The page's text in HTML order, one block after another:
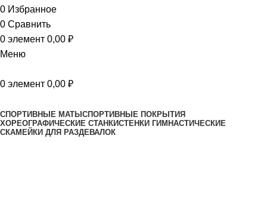
0 Избранное
0 Сравнить
0 элемент 0,00 ₽
Меню
0 элемент 0,00 ₽
СПОРТИВНЫЕ МАТЫ СПОРТИВНЫЕ ПОКРЫТИЯ
ХОРЕОГРАФИЧЕСКИЕ СТАНКИСТЕНКИ ГИМНАСТИЧЕСКИЕ
СКАМЕЙКИ ДЛЯ РАЗДЕВАЛОК